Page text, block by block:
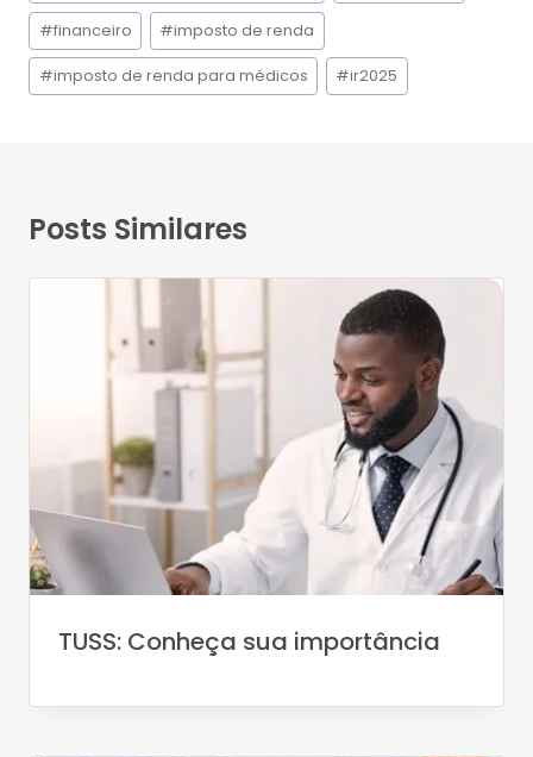
Post:
#financeiro #imposto de renda
#imposto de renda para médicos #ir2025
Posts Similares
TUSS: Conheça sua importância